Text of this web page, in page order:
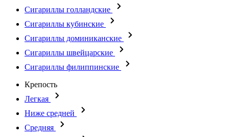
Сигариллы голландские
Сигариллы кубинские
Сигариллы доминиканские
Сигариллы швейцарские
Сигариллы филиппинские
Крепость
Легкая
Ниже средней
Средняя